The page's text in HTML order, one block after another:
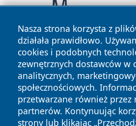
Nasza strona korzysta z
działała prawidłowo.
cookies i podobnych
zewnętrznych dostawców w
analitycznych,
społecznościowych.
przetwarzane również przez
partnerów. Kontynuując
strony lub klikając
Copyright © 2026 wrotagrudziadza.pl
zastrzeżone.